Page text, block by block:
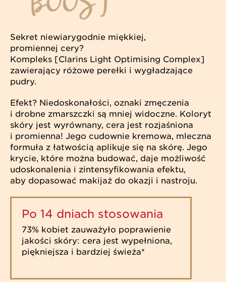
Sekret niewiarygodnie miękkiej,
promiennej cery?
Kompleks [Clarins Light Optimising Complex]
zawierający różowe perełki i wygładzające
pudry.
Efekt? Niedoskonałości, oznaki zmęczenia
i drobne zmarszczki są mniej widoczne. Koloryt
skóry jest wyrównany, cera jest rozjaśniona
i promienna! Jego cudownie kremowa, mleczna
formuła z łatwością aplikuje się na skórę. Jego
krycie, które można budować, daje możliwość
udoskonalenia i zintensyfikowania efektu,
aby dopasować makijaż do okazji i nastroju.
Po 14 dniach stosowania
73% kobiet zauważyło poprawienie
jakości skóry: cera jest wypełniona,
piękniejsza i bardziej świeża*